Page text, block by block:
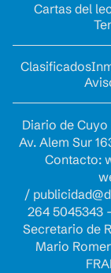
Cartas del
Clasificados
Diario de
Av. Alem Sur
Contacto:
/
264 5045343
Secretario de
Mario